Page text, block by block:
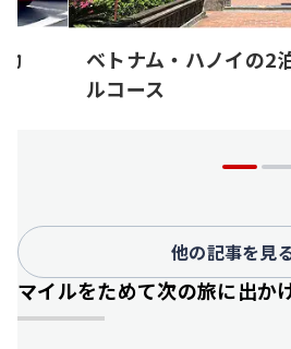
ベトナム・ハノイの2
ルコース
他の記事を見
マイルをためて次の旅に出か